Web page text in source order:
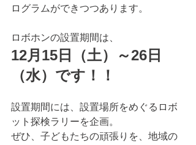
ログラムができつつあります。
ロボホンの設置期間は、
12月15日（土）～26日
（水）です！！
設置期間には、設置場所をめぐるロボ
ット探検ラリーを企画。
ぜひ、子どもたちの頑張りを、地域の